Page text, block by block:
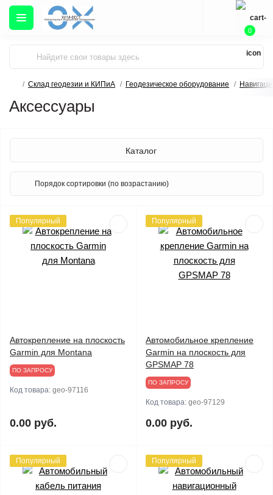
0
Склад геодезии и КИПиА Геодезическое оборудование
Аксессуары
Каталог
Популярный
Автокрепление на плоскость
Garmin для Montana
ПО ЗАПРОСУ
Код товара: geo-97116
0.00 руб.
Популярный
Автомобильное крепление
Garmin на плоскость для
GPSMAP 78
ПО ЗАПРОСУ
Код товара: geo-97129
0.00 руб.
Популярный Популярный